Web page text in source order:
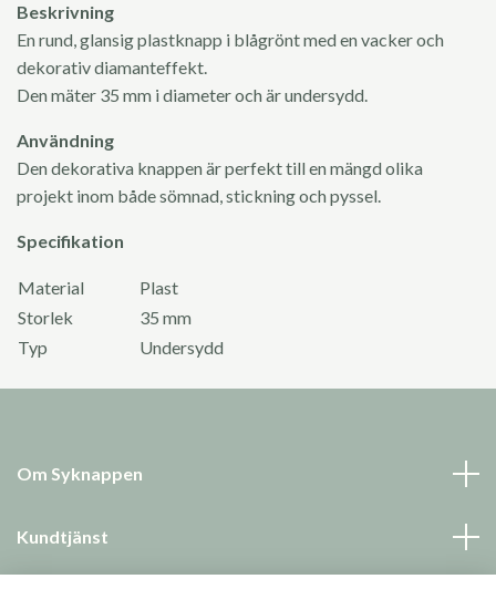
Beskrivning
En rund, glansig plastknapp i blågrönt med en vacker och
dekorativ diamanteffekt.
Den mäter 35 mm i diameter och är undersydd.
Användning
Den dekorativa knappen är perfekt till en mängd olika
projekt inom både sömnad, stickning och pyssel.
Specifikation
Material
Plast
Storlek
35 mm
Typ
Undersydd
Om Syknappen
Kundtjänst